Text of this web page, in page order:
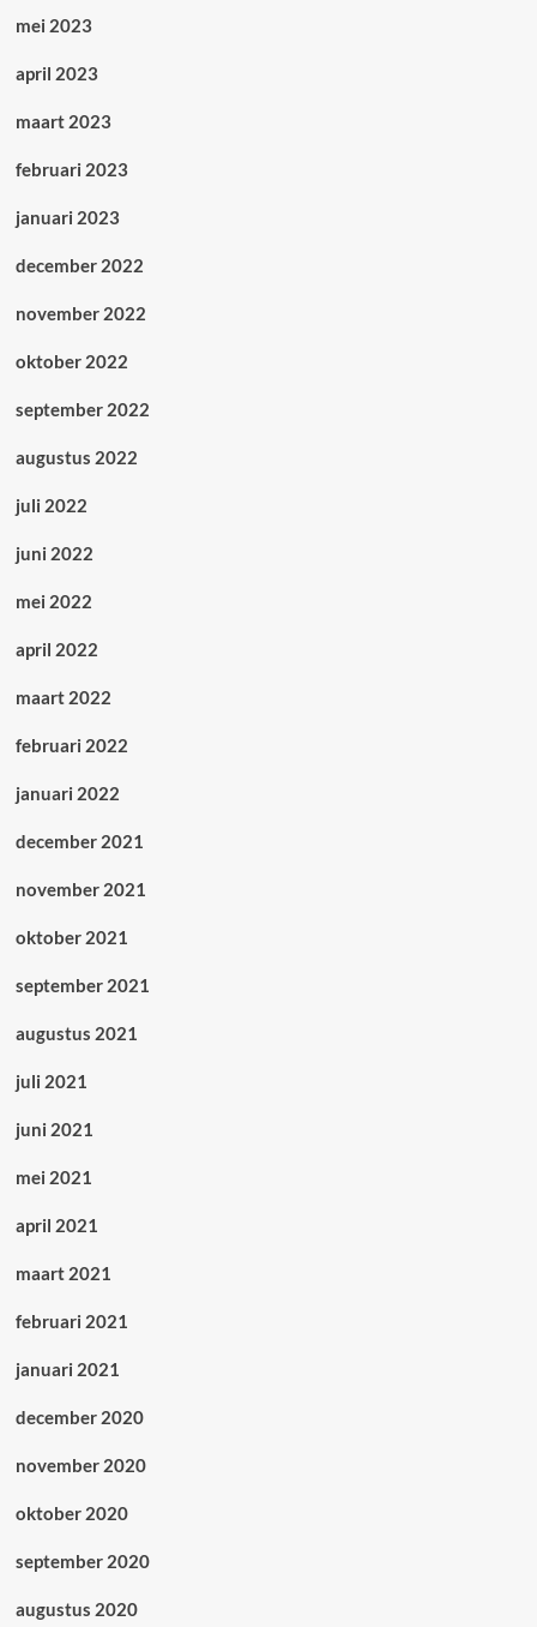
mei 2023
april 2023
maart 2023
februari 2023
januari 2023
december 2022
november 2022
oktober 2022
september 2022
augustus 2022
juli 2022
juni 2022
mei 2022
april 2022
maart 2022
februari 2022
januari 2022
december 2021
november 2021
oktober 2021
september 2021
augustus 2021
juli 2021
juni 2021
mei 2021
april 2021
maart 2021
februari 2021
januari 2021
december 2020
november 2020
oktober 2020
september 2020
augustus 2020